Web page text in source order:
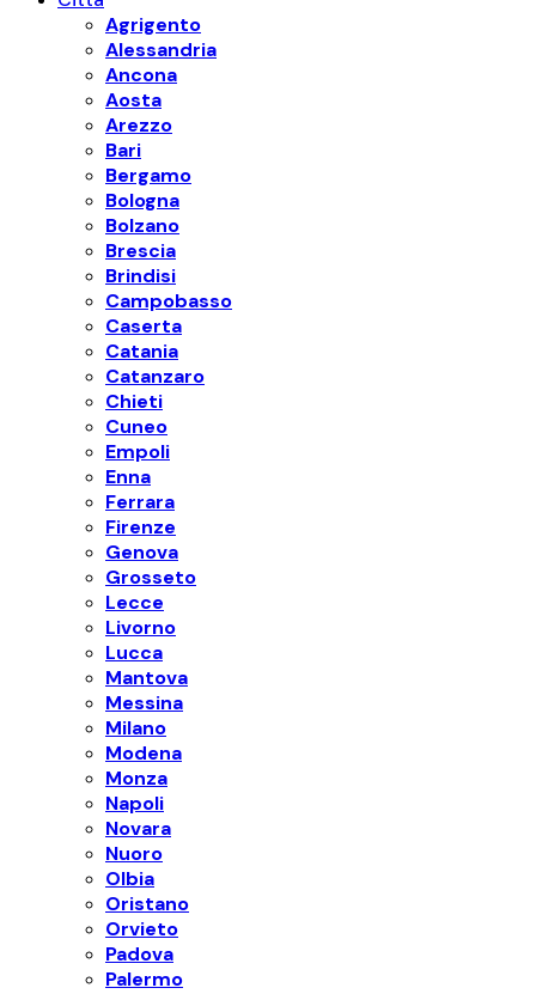
Agrigento
Alessandria
Ancona
Aosta
Arezzo
Bari
Bergamo
Bologna
Bolzano
Brescia
Brindisi
Campobasso
Caserta
Catania
Catanzaro
Chieti
Cuneo
Empoli
Enna
Ferrara
Firenze
Genova
Grosseto
Lecce
Livorno
Lucca
Mantova
Messina
Milano
Modena
Monza
Napoli
Novara
Nuoro
Olbia
Oristano
Orvieto
Padova
Palermo